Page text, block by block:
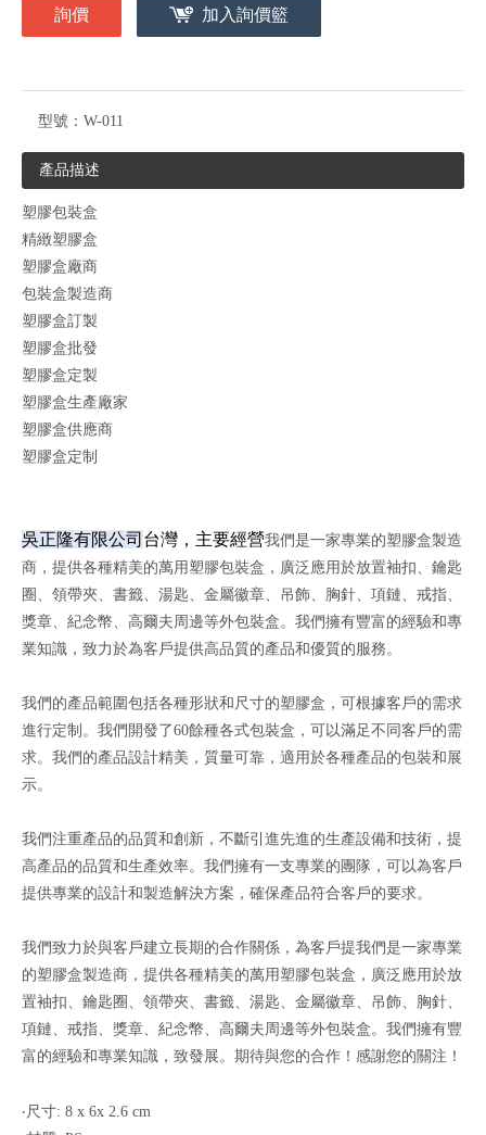
詢價 加入詢價籃
型號： W-011
產品描述
塑膠包裝盒
精緻塑膠盒
塑膠盒廠商
包裝盒製造商
塑膠盒訂製
塑膠盒批發
塑膠盒定製
塑膠盒生產廠家
塑膠盒供應商
塑膠盒定制
吳正隆有限公司 台灣，主要經營我們是一家專業的塑膠盒製造
商，提供各種精美的萬用塑膠包裝盒，廣泛應用於放置袖扣、鑰匙
圈、領帶夾、書籤、湯匙、金屬徽章、吊飾、胸針、項鏈、戒指、
獎章、紀念幣、高爾夫周邊等外包裝盒。我們擁有豐富的經驗和專
業知識，致力於為客戶提供高品質的產品和優質的服務。
我們的產品範圍包括各種形狀和尺寸的塑膠盒，可根據客戶的需求
進行定制。我們開發了60餘種各式包裝盒，可以滿足不同客戶的需
求。我們的產品設計精美，質量可靠，適用於各種產品的包裝和展
示。
我們注重產品的品質和創新，不斷引進先進的生產設備和技術，提
高產品的品質和生產效率。我們擁有一支專業的團隊，可以為客戶
提供專業的設計和製造解決方案，確保產品符合客戶的要求。
我們致力於與客戶建立長期的合作關係，為客戶提我們是一家專業
的塑膠盒製造商，提供各種精美的萬用塑膠包裝盒，廣泛應用於放
置袖扣、鑰匙圈、領帶夾、書籤、湯匙、金屬徽章、吊飾、胸針、
項鏈、戒指、獎章、紀念幣、高爾夫周邊等外包裝盒。我們擁有豐
富的經驗和專業知識，致發展。期待與您的合作！感謝您的關注！
‧尺寸: 8 x 6x 2.6 cm